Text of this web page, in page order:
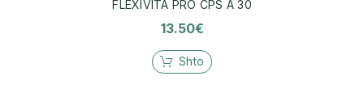
FLEXIVITA PRO CPS A 30
13.50€
Shto